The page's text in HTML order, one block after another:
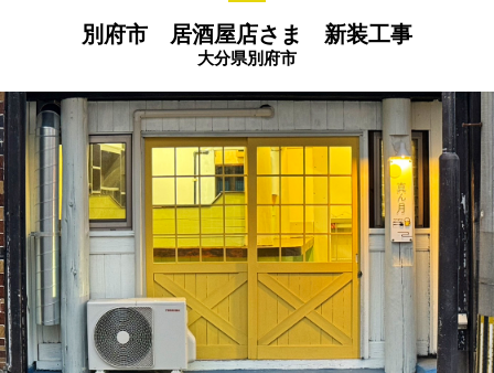
別府市 居酒屋店さま 新装工事
大分県別府市